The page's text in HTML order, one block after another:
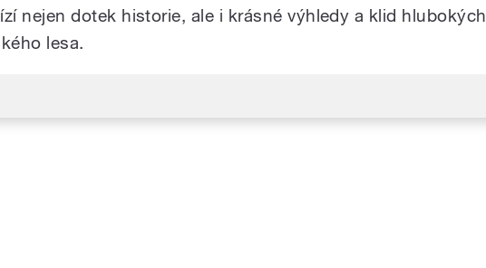
nejen dotek historie, ale i krásné výhledy a klid hlubokých
lesa.